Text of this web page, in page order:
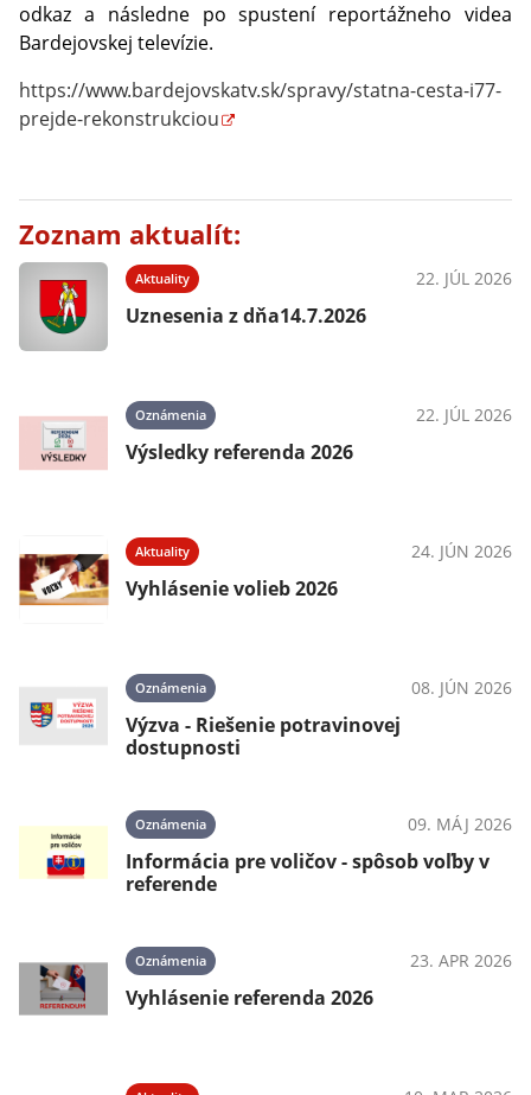
odkaz a následne po spustení reportážneho videa
Bardejovskej televízie.
https://www.bardejovskatv.sk/spravy/statna-cesta-i77-
prejde-rekonstrukciou
Zoznam aktualít:
Aktuality 22. JÚL 2026
Uznesenia z dňa14.7.2026
Oznámenia 22. JÚL 2026
Výsledky referenda 2026
Aktuality 24. JÚN 2026
Vyhlásenie volieb 2026
Oznámenia 08. JÚN 2026
Výzva - Riešenie potravinovej
dostupnosti
Oznámenia 09. MÁJ 2026
Informácia pre voličov - spôsob voľby v
referende
Oznámenia 23. APR 2026
Vyhlásenie referenda 2026